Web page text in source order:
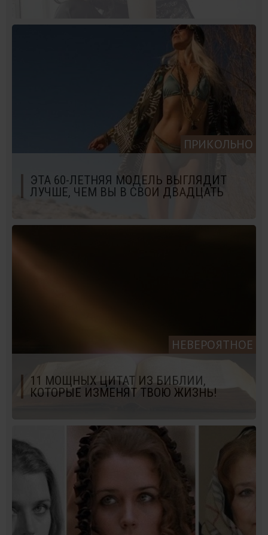
ПРИКОЛЬНО
ЭТА 60-ЛЕТНЯЯ МОДЕЛЬ ВЫГЛЯДИТ
ЛУЧШЕ, ЧЕМ ВЫ В СВОИ ДВАДЦАТЬ
НЕВЕРОЯТНОЕ
11 МОЩНЫХ ЦИТАТ ИЗ БИБЛИИ,
КОТОРЫЕ ИЗМЕНЯТ ТВОЮ ЖИЗНЬ!